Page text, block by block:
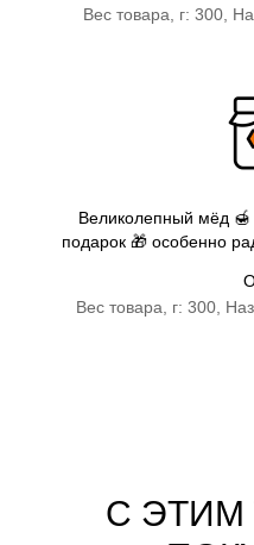
Вес товара, г: 300,
Великолепный мёд
подарок 🎁 особенно
Вес товара, г: 300,
С ЭТИМ